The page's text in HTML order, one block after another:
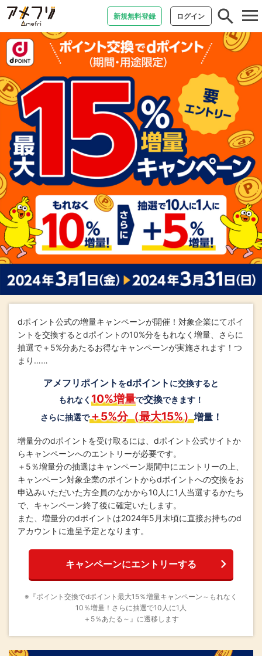
新規無料登録 ログイン
dポイント公式の増量キャンペーンが開催！対象企業にてポイ
ントを交換するとdポイントの10%分をもれなく増量、さらに
抽選で＋5%分あたるお得なキャンペーンが実施されます！つ
まり……
アメフリポイント をdポイント に交換すると
もれなく 10%増量で交換できます！
さらに抽選で＋5%分（最大15%）増量！
増量分のdポイントを受け取るには、dポイント公式サイトか
らキャンペーンへのエントリーが必要です。
＋5％増量分の抽選はキャンペーン期間中にエントリーの上、
キャンペーン対象企業のポイントからdポイントへの交換をお
申込みいただいた方全員のなかから10人に1人当選するかたち
で、キャンペーン終了後に確定いたします。
また、増量分のdポイントは2024年5月末頃に直接お持ちのd
アカウントに進呈予定となります。
キャンペーンにエントリーする
※『ポイント交換でdポイント最大15％増量キャンペーン～もれなく
10％増量！さらに抽選で10人に1人
＋5％あたる～』に遷移します